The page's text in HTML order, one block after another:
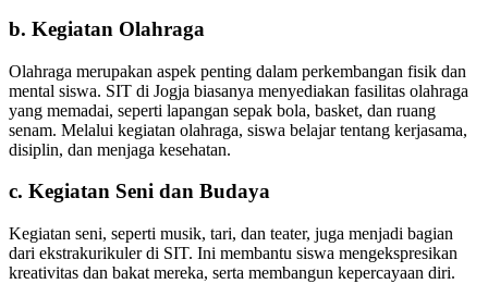
b. Kegiatan Olahraga
Olahraga merupakan aspek penting dalam perkembangan fisik dan
mental siswa. SIT di Jogja biasanya menyediakan fasilitas olahraga
yang memadai, seperti lapangan sepak bola, basket, dan ruang
senam. Melalui kegiatan olahraga, siswa belajar tentang kerjasama,
disiplin, dan menjaga kesehatan.
c. Kegiatan Seni dan Budaya
Kegiatan seni, seperti musik, tari, dan teater, juga menjadi bagian
dari ekstrakurikuler di SIT. Ini membantu siswa mengekspresikan
kreativitas dan bakat mereka, serta membangun kepercayaan diri.